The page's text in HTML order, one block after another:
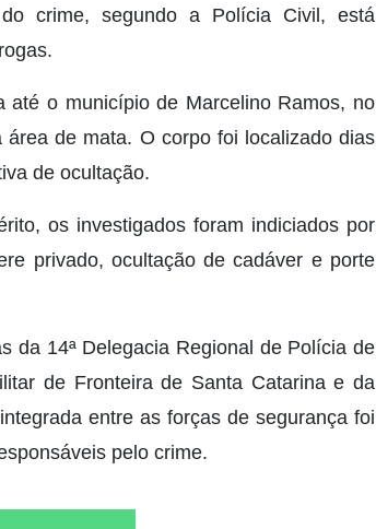
crime, segundo a Polícia Civil, está
o município de Marcelino Ramos, no
de mata. O corpo foi localizado dias
de ocultação.
os investigados foram indiciados por
privado, ocultação de cadáver e porte
da 14ª Delegacia Regional de Polícia de
de Fronteira de Santa Catarina e da
entre as forças de segurança foi
pelo crime.